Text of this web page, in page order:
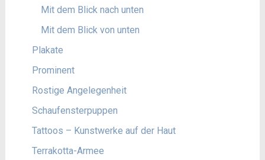
Mit dem Blick nach unten
Mit dem Blick von unten
Plakate
Prominent
Rostige Angelegenheit
Schaufensterpuppen
Tattoos – Kunstwerke auf der Haut
Terrakotta-Armee